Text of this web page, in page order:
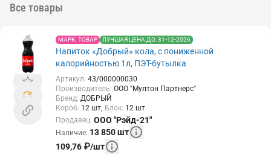
Все товары
МАРК. ТОВАР ЛУЧШАЯ ЦЕНА ДО: 31-12-2026
Напиток «Добрый» кола, с пониженной
калорийностью 1л, ПЭТ-бутылка
Артикул: 43/000000030
Производитель: ООО "Мултон Партнерс"
Бренд: ДОБРЫЙ
Короб: 12 шт Блок: 12 шт
Продавец: ООО "Рэйд-21"
Наличие: 13 850шт
109,76 ₽/шт